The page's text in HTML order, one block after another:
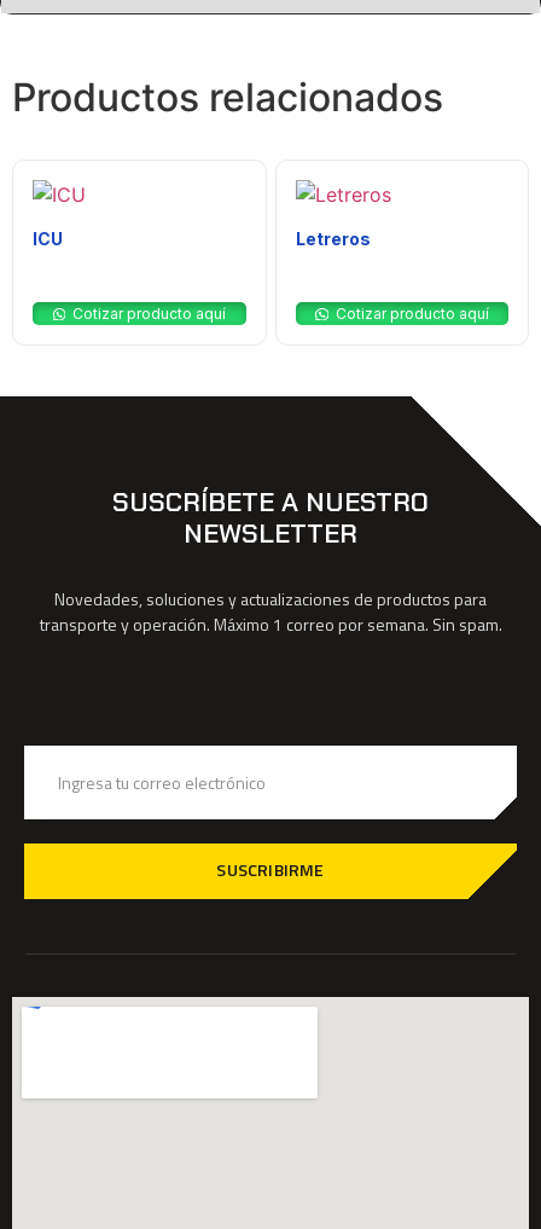
Productos relacionados
ICU
Cotizar producto aquí
Letreros
Cotizar producto aquí
SUSCRÍBETE A NUESTRO
NEWSLETTER
Novedades, soluciones y actualizaciones de productos para
transporte y operación. Máximo 1 correo por semana. Sin spam.
SUSCRIBIRME